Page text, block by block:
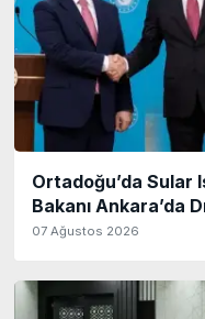
Ortadoğu’da Sular
Bakanı Ankara’da
07 Ağustos 2026